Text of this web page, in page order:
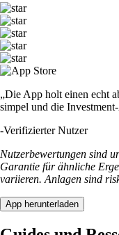
„Die App holt einen echt
simpel und die
-Verifizierter Nutzer
Nutzerbewertungen sind
Garantie für ähnliche
variieren. Anlagen sind
App herunterladen